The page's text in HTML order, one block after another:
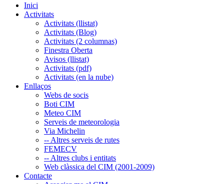
Inici
Activitats
Activitats (llistat)
Activitats (Blog)
Activitats (2 columnas)
Finestra Oberta
Avisos (llistat)
Activitats (pdf)
Activitats (en la nube)
Enllaços
Webs de socis
Boti CIM
Meteo CIM
Serveis de meteorologia
Via Michelin
-- Altres serveis de rutes
FEMECV
-- Altres clubs i entitats
Web clàssica del CIM (2001-2009)
Contacte